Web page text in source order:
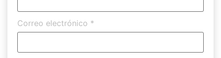
Correo electrónico *